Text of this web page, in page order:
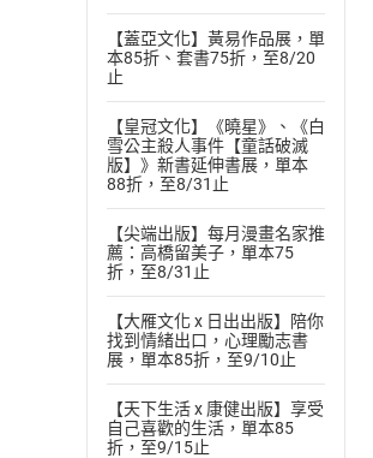
【蓋亞文化】黃易作品展，單
本85折、套書75折，至8/20
止
【皇冠文化】《曉星》、《白
雪公主殺人事件【童話破滅
版】》新書延伸書展，單本
88折，至8/31止
【尖端出版】每月漫畫名家推
薦：高橋留美子，單本75
折，至8/31止
【大雁文化 x 日出出版】陪你
找到情緒出口，心理勵志書
展，單本85折，至9/10止
【天下生活 x 康健出版】享受
自己喜歡的生活，單本85
折，至9/15止